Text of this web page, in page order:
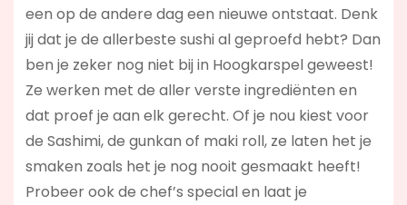
een op de andere dag een nieuwe ontstaat. Denk
jij dat je de allerbeste sushi al geproefd hebt? Dan
ben je zeker nog niet bij in Hoogkarspel geweest!
Ze werken met de aller verste ingrediënten en
dat proef je aan elk gerecht. Of je nou kiest voor
de Sashimi, de gunkan of maki roll, ze laten het je
smaken zoals het je nog nooit gesmaakt heeft!
Probeer ook de chef’s special en laat je